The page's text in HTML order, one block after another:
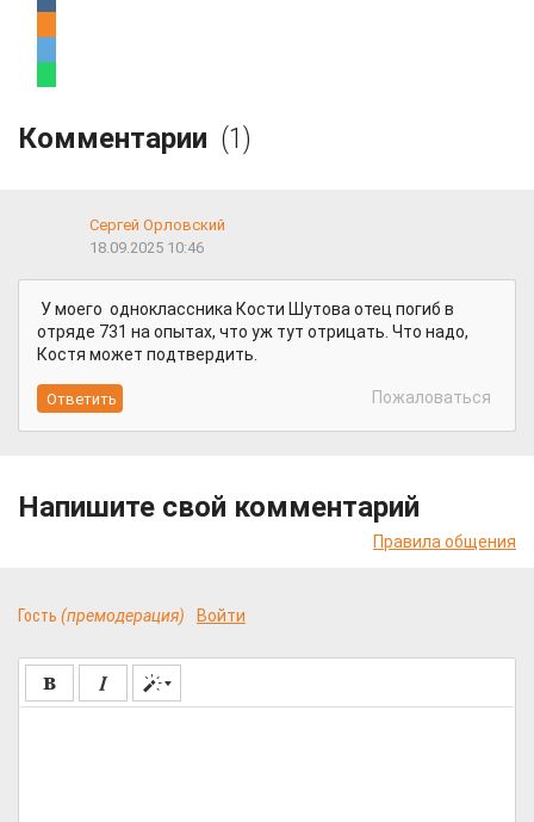
Комментарии (1)
Сергей Орловский
18.09.2025 10:46
У моего одноклассника Кости Шутова отец погиб в
отряде 731 на опытах, что уж тут отрицать. Что надо,
Костя может подтвердить.
Пожаловаться
Напишите свой комментарий
Правила общения
Гость (премодерация) Войти